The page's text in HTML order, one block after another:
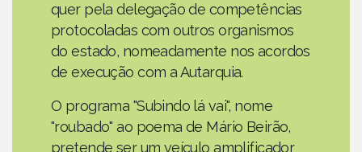
quer pela delegação de competências
protocoladas com outros organismos
do estado, nomeadamente nos acordos
de execução com a Autarquia.
O programa "Subindo lá vai", nome
"roubado" ao poema de Mário Beirão,
pretende ser um veículo amplificador